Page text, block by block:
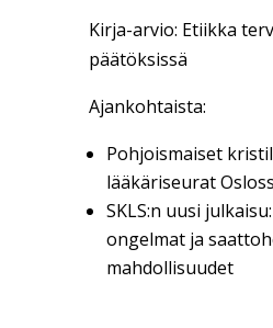
Kirja-arvio: Etiikka
päätöksissä
Ajankohtaista:
Pohjoismaiset
lääkäriseurat
SKLS:n uusi
ongelmat ja
mahdollisuudet